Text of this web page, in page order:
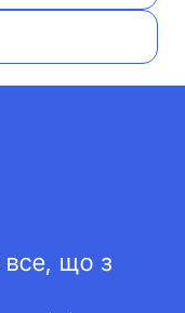
все, що з